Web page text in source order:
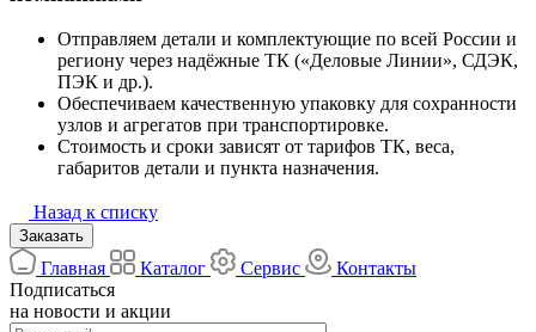
Отправляем детали и комплектующие по всей России и
региону через надёжные ТК («Деловые Линии», СДЭК,
ПЭК и др.).
Обеспечиваем качественную упаковку для сохранности
узлов и агрегатов при транспортировке.
Стоимость и сроки зависят от тарифов ТК, веса,
габаритов детали и пункта назначения.
Назад к списку
Заказать
Главная Каталог Сервис
Контакты
Подписаться
на новости и акции